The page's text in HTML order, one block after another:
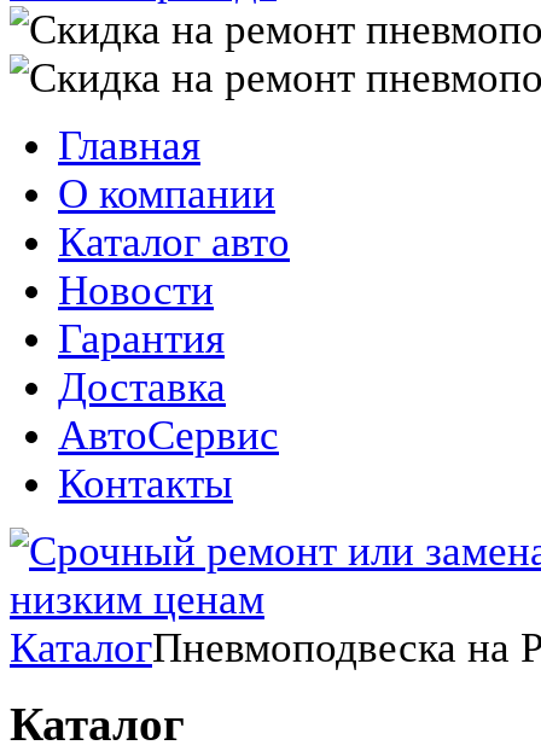
Главная
О компании
Каталог авто
Новости
Гарантия
Доставка
АвтоСервис
Контакты
КаталогПневмоподвеска на
Каталог